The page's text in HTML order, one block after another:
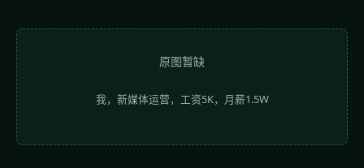
原图暂缺
我，新媒体运营，工资5K，月薪1.5W